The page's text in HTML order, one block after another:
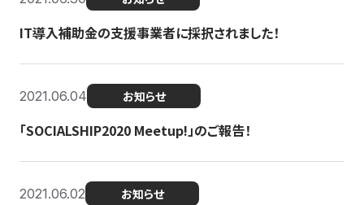
IT導入補助金の支援事業者に採択されました！
2021.06.04 お知らせ
「SOCIALSHIP2020 Meetup!」のご報告！
2021.06.02 お知らせ